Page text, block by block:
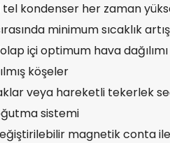
tel kondenser her zaman
minimum sıcaklık
içi optimum hava dağılımı
köşeler
veya hareketli tekerlek
sistemi
magnetik conta